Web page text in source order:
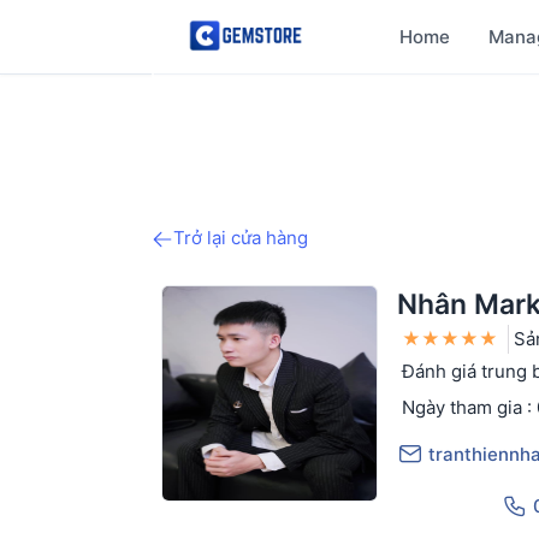
Home
Trở lại cửa hàng
Nhân
★★★★★
Đánh giá trung
Ngày tham gia